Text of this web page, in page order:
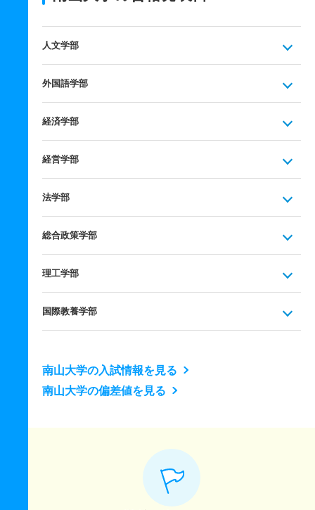
人文学部
外国語学部
経済学部
経営学部
法学部
総合政策学部
理工学部
国際教養学部
南山大学の入試情報を見る
南山大学の偏差値を見る